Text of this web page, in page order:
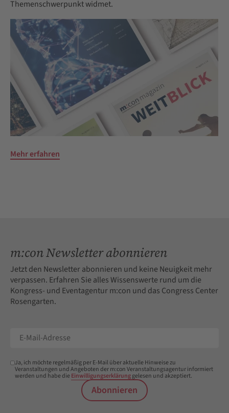
Themenschwerpunkt widmet.
Mehr erfahren
m:con Newsletter abonnieren
Jetzt den Newsletter abonnieren und keine Neuigkeit mehr
verpassen. Erfahren Sie alles Wissenswerte rund um die
Kongress- und Eventagentur m:con und das Congress Center
Rosengarten.
Ja, ich möchte regelmäßig per E-Mail über aktuelle Hinweise zu
Veranstaltungen und Angeboten der m:con Veranstaltungsagentur informiert
werden und habe dieEinwilligungserklärunggelesen und akzeptiert.
Abonnieren